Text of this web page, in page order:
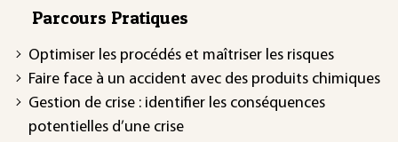
Parcours Pratiques
Optimiser les procédés et maîtriser les risques
Faire face à un accident avec des produits chimiques
Gestion de crise : identifier les conséquences
potentielles d’une crise